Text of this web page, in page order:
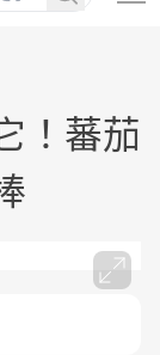
！蕃茄